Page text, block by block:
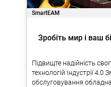
SmartEAM
Зробіть мир і ваш
Підвищте надійність
технологій Індустрії
обслуговування